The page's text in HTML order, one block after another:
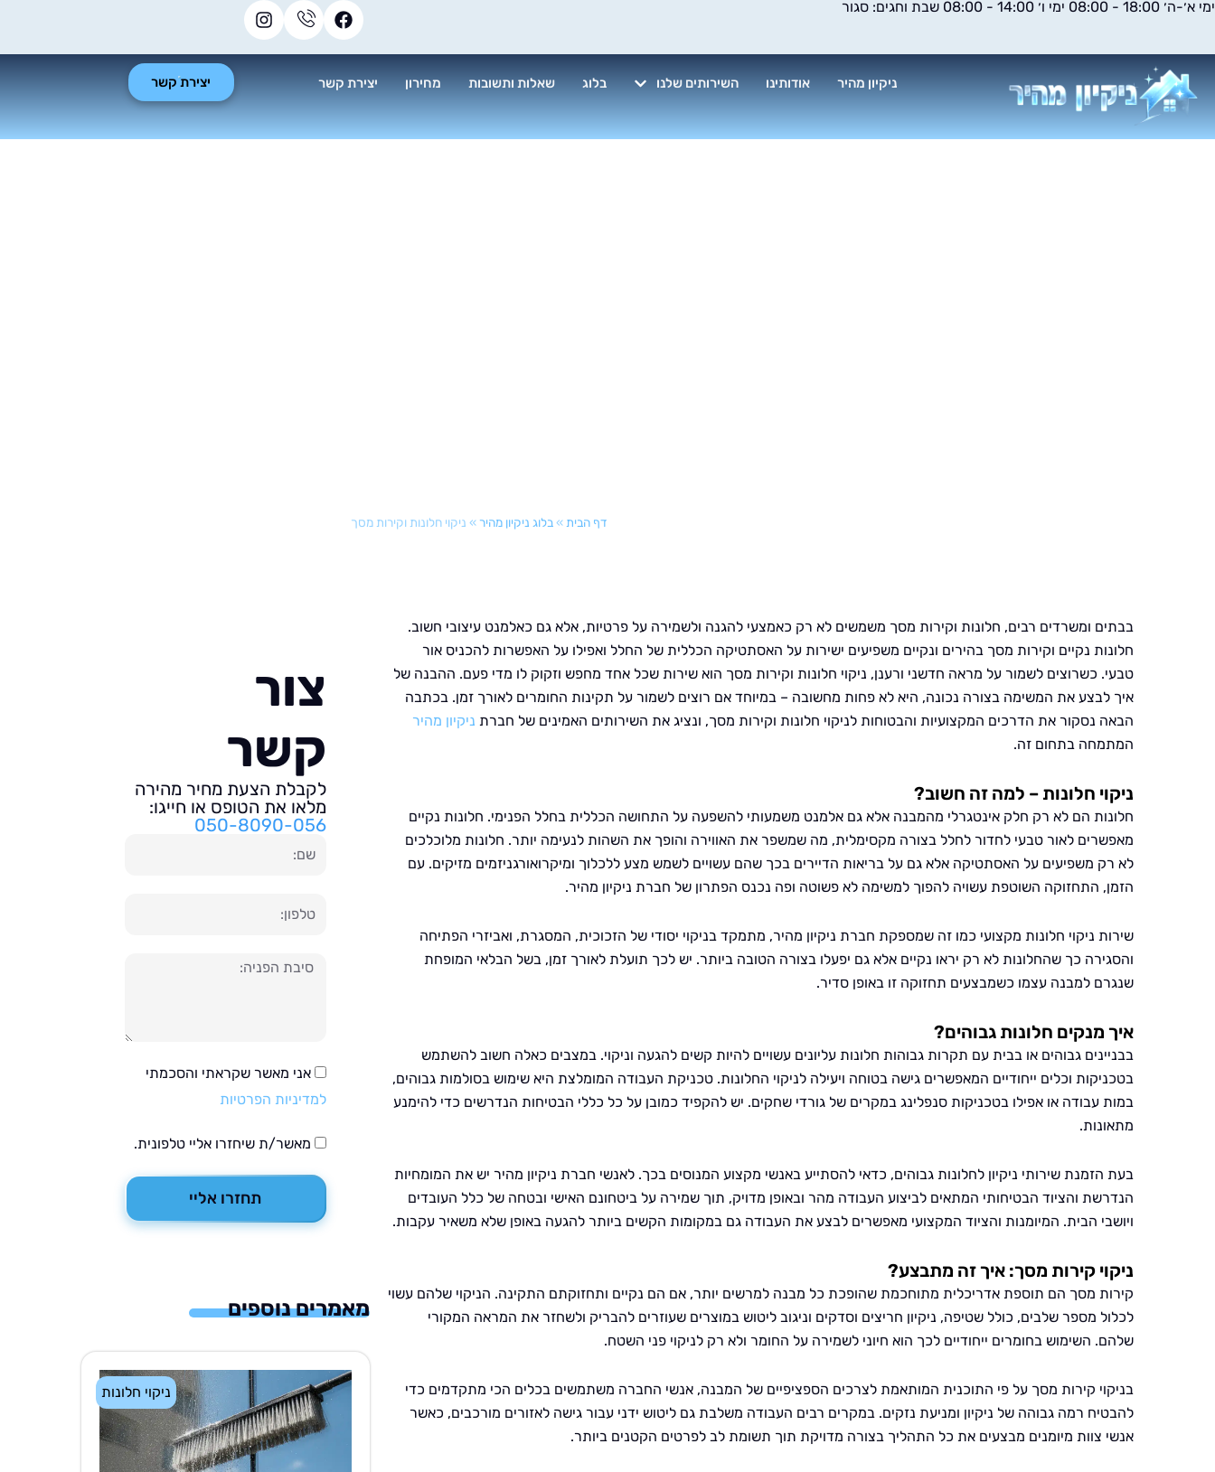
דילוג
ימי א׳-ה׳ 18:00 - 08:00 ימי ו׳ 14:00 - 08:00 שבת וחגים: סגור
ניקיון מהיר אודותינו השירותים שלנו בלוג שאלות ותשובות מחירון יצירת קשר יצירת קשר
דף הבית »בלוג ניקיון מהיר» ניקוי חלונות וקירות מסך
בבתים ומשרדים רבים, חלונות וקירות מסך משמשים לא רק כאמצעי להגנה ולשמירה על פרטיות, אלא גם כאלמנט עיצובי חשוב.
חלונות נקיים וקירות מסך בהירים ונקיים משפיעים ישירות על האסתטיקה הכללית של החלל ואפילו על האפשרות להכניס אור
טבעי. כשרוצים לשמור על מראה חדשני ורענן, ניקוי חלונות וקירות מסך הוא שירות שכל אחד מחפש וזקוק לו מדי פעם. ההבנה של
איך לבצע את המשימה בצורה נכונה, היא לא פחות מחשובה – במיוחד אם רוצים לשמור על תקינות החומרים לאורך זמן. בכתבה
הבאה נסקור את הדרכים המקצועיות והבטוחות לניקוי חלונות וקירות מסך, ונציג את השירותים האמינים של חברת ניקיון מהיר
המתמחה בתחום זה.
ניקוי חלונות – למה זה חשוב?
חלונות הם לא רק חלק אינטגרלי מהמבנה אלא גם אלמנט משמעותי להשפעה על התחושה הכללית בחלל הפנימי. חלונות נקיים
מאפשרים לאור טבעי לחדור לחלל בצורה מקסימלית, מה שמשפר את האווירה והופך את השהות לנעימה יותר. חלונות מלוכלכים
לא רק משפיעים על האסתטיקה אלא גם על בריאות הדיירים בכך שהם עשויים לשמש מצע ללכלוך ומיקרואורגניזמים מזיקים. עם
הזמן, התחזוקה השוטפת עשויה להפוך למשימה לא פשוטה ופה נכנס הפתרון של חברת ניקיון מהיר.
שירות ניקוי חלונות מקצועי כמו זה שמספקת חברת ניקיון מהיר, מתמקד בניקוי יסודי של הזכוכית, המסגרת, ואביזרי הפתיחה
והסגירה כך שהחלונות לא רק יראו נקיים אלא גם יפעלו בצורה הטובה ביותר. יש לכך תועלת לאורך זמן, בשל הבלאי המופחת
שנגרם למבנה עצמו כשמבצעים תחזוקה זו באופן סדיר.
איך מנקים חלונות גבוהים?
בבניינים גבוהים או בבית עם תקרות גבוהות חלונות עליונים עשויים להיות קשים להגעה וניקוי. במצבים כאלה חשוב להשתמש
בטכניקות וכלים ייחודיים המאפשרים גישה בטוחה ויעילה לניקוי החלונות. טכניקת העבודה המומלצת היא שימוש בסולמות גבוהים,
במות עבודה או אפילו בטכניקות סנפלינג במקרים של גורדי שחקים. יש להקפיד כמובן על כל כללי הבטיחות הנדרשים כדי להימנע
מתאונות.
בעת הזמנת שירותי ניקיון לחלונות גבוהים, כדאי להסתייע באנשי מקצוע המנוסים בכך. לאנשי חברת ניקיון מהיר יש את המומחיות
הנדרשת והציוד הבטיחותי המתאים לביצוע העבודה מהר ובאופן מדויק, תוך שמירה על ביטחונם האישי ובטחה של כלל העובדים
ויושבי הבית. המיומנות והציוד המקצועי מאפשרים לבצע את העבודה גם במקומות הקשים ביותר להגעה באופן שלא משאיר עקבות.
ניקוי קירות מסך: איך זה מתבצע?
קירות מסך הם תוספת אדריכלית מתוחכמת שהופכת כל מבנה למרשים יותר, אם הם נקיים ותחזוקתם התקינה. הניקוי שלהם עשוי
לכלול מספר שלבים, כולל שטיפה, ניקיון חריצים וסדקים וניגוב ליטוש במוצרים שעוזרים להבריק ולשחזר את המראה המקורי
שלהם. השימוש בחומרים ייחודיים לכך הוא חיוני לשמירה על החומר ולא רק לניקוי פני השטח.
בניקוי קירות מסך על פי התוכנית המותאמת לצרכים הספציפיים של המבנה, אנשי החברה משתמשים בכלים הכי מתקדמים כדי
להבטיח רמה גבוהה של ניקיון ומניעת נזקים. במקרים רבים העבודה משלבת גם ליטוש ידני עבור גישה לאזורים מורכבים, כאשר
אנשי צוות מיומנים מבצעים את כל התהליך בצורה מדויקת תוך תשומת לב לפרטים הקטנים ביותר.
צור
קשר
לקבלת הצעת מחיר מהירה
מלאו את הטופס או חייגו:
050-8090-056
טלפון
הודעה
אני מאשר שקראתי והסכמתי
למדיניות הפרטיות
מאשר/ת שיחזרו אליי טלפונית.
תחזרו אליי
מאמרים נוספים
ניקוי חלונות